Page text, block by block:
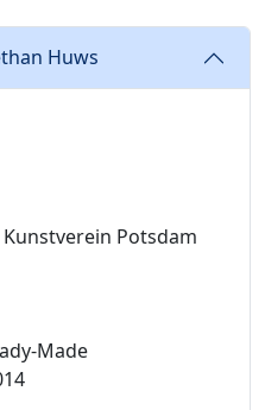
Huws
Potsdam
Made